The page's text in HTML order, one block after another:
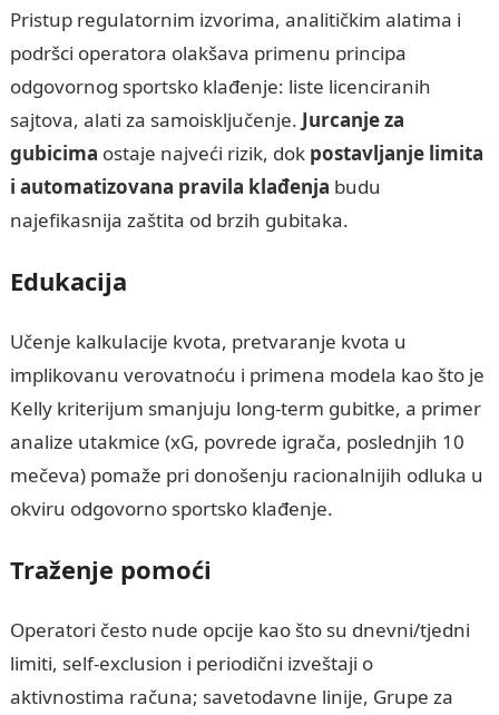
Pristup regulatornim izvorima, analitičkim alatima i
podršci operatora olakšava primenu principa
odgovornog sportsko klađenje: liste licenciranih
sajtova, alati za samoisključenje. Jurcanje za
gubicima ostaje najveći rizik, dok postavljanje limita
i automatizovana pravila klađenja budu
najefikasnija zaštita od brzih gubitaka.
Edukacija
Učenje kalkulacije kvota, pretvaranje kvota u
implikovanu verovatnoću i primena modela kao što je
Kelly kriterijum smanjuju long-term gubitke, a primer
analize utakmice (xG, povrede igrača, poslednjih 10
mečeva) pomaže pri donošenju racionalnijih odluka u
okviru odgovorno sportsko klađenje.
Traženje pomoći
Operatori često nude opcije kao što su dnevni/tjedni
limiti, self-exclusion i periodični izveštaji o
aktivnostima računa; savetodavne linije, Grupe za